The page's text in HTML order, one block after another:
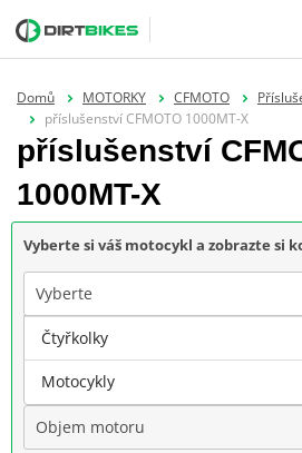
Domů MOTORKY CFMOTO
příslušenství CFMOTO 1000MT-X
příslušenství
1000MT-X
Vyberte si váš motocykl a zobrazte si
Vyberte
Značka
Objem motoru
Čtyřkolky
Motocykly